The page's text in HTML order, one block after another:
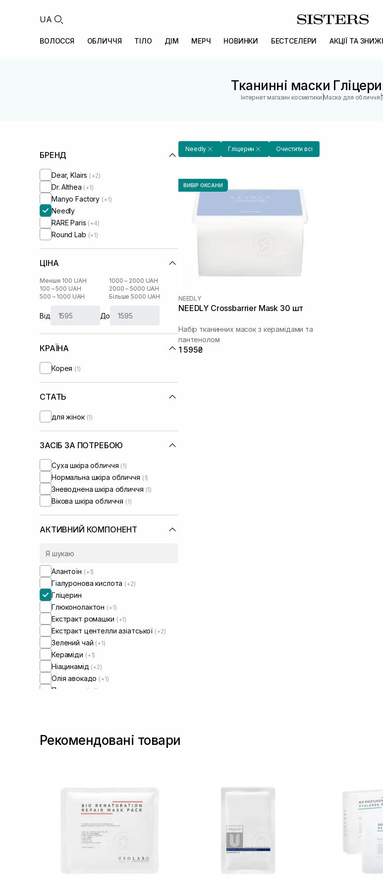
UA
ВОЛОССЯ ОБЛИЧЧЯ ТІЛО ДІМ МЕРЧ НОВИНКИ БЕСТСЕЛЕРИ АКЦІЇ ТА
Тканинні маски
Інтернет магазин косметики |Маска для обличчя |
БРЕНД
Dear, Klairs (+2)
Dr. Althea (+1)
Manyo Factory (+1)
Needly
RARE Paris (+4)
Round Lab (+1)
ЦІНА
Менше 100 UAH
100 – 500 UAH
500 – 1000 UAH
1000 – 2000 UAH
2000 – 5000 UAH
Більше 5000 UAH
Від До
КРАЇНА
Корея (1)
СТАТЬ
для жінок (1)
ЗАСІБ ЗА ПОТРЕБОЮ
Суха шкіра обличчя (1)
Нормальна шкіра обличчя (1)
Зневоднена шкіра обличчя (1)
Вікова шкіра обличчя (1)
АКТИВНИЙ КОМПОНЕНТ
Алантоїн (+1)
Гіалуронова кислота (+2)
Гліцерин
Глюконолактон (+1)
Екстракт ромашки (+1)
Екстракт центелли азіатської (+2)
Зелений чай (+1)
Кераміди (+1)
Ніацинамід (+2)
Олія авокадо (+1)
Пантенол (+4)
Needly Гліцерин Очистити всі
ВИБІР ОКСАНИ
NEEDLY
NEEDLY Crossbarrier Mask 30 шт
Набір тканинних масок з керамідами та
пантенолом
1 595₴
Рекомендовані товари